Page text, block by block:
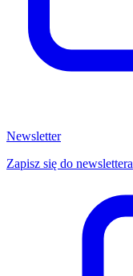
Newsletter
Zapisz się do newslettera